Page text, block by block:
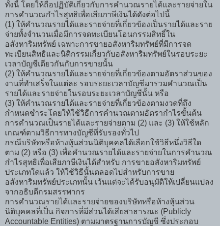
ทั้งนี้ โดยให้ถือปฏิบัติเกี่ยวกับการคำนวณรายได้และรายจ่ายใน
การคำนวณกำไรสุทธิเพื่อเสียภาษีเงินได้ดังต่อไปนี้
(1) ให้คำนวณรายได้และรายจ่ายที่เกี่ยวข้องเป็นรายได้และราย
จ่ายทั้งจำนวนเมื่อมีการจดทะเบียนโอนกรรมสิทธิ์ใน
อสังหาริมทรัพย์ เฉพาะการขายอสังหาริมทรัพย์ที่มีการจด
ทะเบียนสิทธิและนิติกรรมเกี่ยวกับอสังหาริมทรัพย์ในรอบระยะ
เวลาบัญชีเดียวกันกับการขายนั้น
(2) ให้คำนวณรายได้และรายจ่ายที่เกี่ยวข้องตามอัตราส่วนของ
งานที่ทำเสร็จในแต่ละ รอบระยะเวลาบัญชีมารวมคำนวณเป็น
รายได้และรายจ่ายในรอบระยะเวลาบัญชีนั้น หรือ
(3) ให้คำนวณรายได้และรายจ่ายที่เกี่ยวข้องตามงวดที่ถึง
กำหนดชำระโดยให้ใช้วิธีการคำนวณตามอัตรากำไรขั้นต้น
การคำนวณเป็นรายได้และรายจ่ายตาม (2) และ (3) ให้ใช้หลัก
เกณฑ์ตามวิธีการทางบัญชีที่รับรองทั่วไป
กรณีบริษัทหรือห้างหุ้นส่วนนิติบุคคลได้เลือกใช้วิธีหนึ่งวิธีใด
ตาม (2) หรือ (3) เพื่อคำนวณรายได้และรายจ่ายในการคำนวณ
กำไรสุทธิเพื่อเสียภาษีเงินได้สำหรับ การขายอสังหาริมทรัพย์
ประเภทใดแล้ว ให้ใช้วิธีนั้นตลอดไปสำหรับการขาย
อสังหาริมทรัพย์ประเภทนั้น เว้นแต่จะได้รับอนุมัติให้เปลี่ยนแปลง
จากอธิบดีกรมสรรพากร
การคำนวณรายได้และรายจ่ายของบริษัทหรือห้างหุ้นส่วน
นิติบุคคลที่เป็น กิจการที่มีส่วนได้เสียสาธารณะ (Publicly
Accountable Entities) ตามมาตรฐานการบัญชี ซึ่งประกอบ